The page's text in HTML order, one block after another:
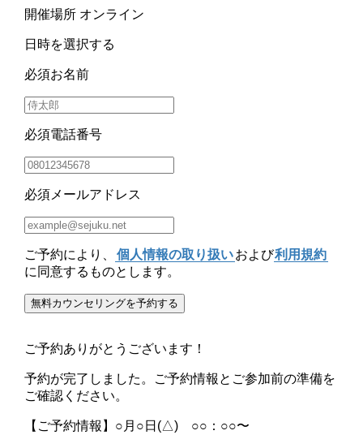
開催場所 オンライン
日時を選択する
必須お名前
必須電話番号
必須 メールアドレス
ご予約により、 個人情報の取り扱いおよび利用規約
に同意するものとします。
無料カウンセリングを予約する
ご予約ありがとうございます！
予約が完了しました。 ご予約情報 と ご参加前の準備を
ご確認ください。
【ご予約情報】 ○月○日(△) ○○：○○〜